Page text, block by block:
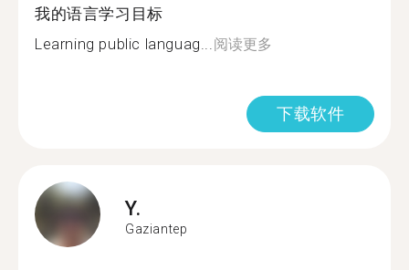
我的语言学习目标
Learning public languag...阅读更多
下载软件
Y.
Gaziantep